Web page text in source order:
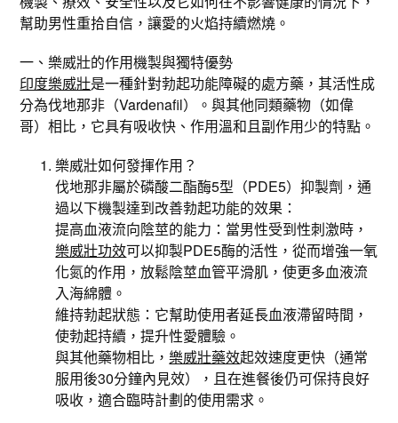
幫助男性重拾自信，讓愛的火焰持續燃燒。
一、樂威壯的作用機製與獨特優勢
印度樂威壯是一種針對勃起功能障礙的處方藥，其活性成
分為伐地那非（Vardenafil）。與其他同類藥物（如偉
哥）相比，它具有吸收快、作用溫和且副作用少的特點。
樂威壯如何發揮作用？
伐地那非屬於磷酸二酯酶5型（PDE5）抑製劑，通
過以下機製達到改善勃起功能的效果：
提高血液流向陰莖的能力：當男性受到性刺激時，
樂威壯功效可以抑製PDE5酶的活性，從而增強一氧
化氮的作用，放鬆陰莖血管平滑肌，使更多血液流
入海綿體。
維持勃起狀態：它幫助使用者延長血液滯留時間，
使勃起持續，提升性愛體驗。
與其他藥物相比，樂威壯藥效起效速度更快（通常
服用後30分鐘內見效），且在進餐後仍可保持良好
吸收，適合臨時計劃的使用需求。